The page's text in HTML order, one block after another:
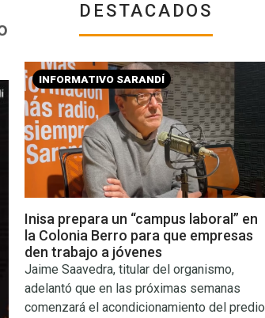
DESTACADOS
INFORMATIVO SARANDÍ
Inisa prepara un “campus laboral” en
la Colonia Berro para que empresas
den trabajo a jóvenes
Jaime Saavedra, titular del organismo,
adelantó que en las próximas semanas
comenzará el acondicionamiento del predio